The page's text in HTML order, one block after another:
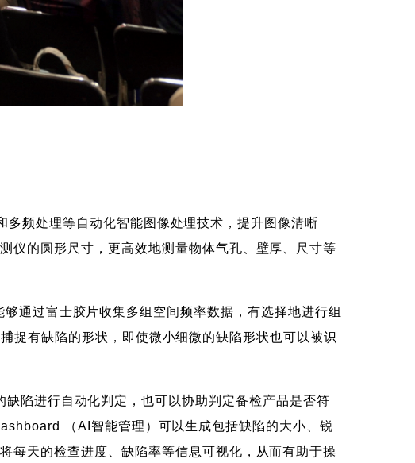
频处理等自动化智能图像处理技术，提升图像清晰
仪的圆形尺寸，更高效地测量物体气孔、壁厚、尺寸等
通过富士胶片收集多组空间频率数据，有选择地进行组
捉有缺陷的形状，即使微小细微的缺陷形状也可以被识
陷进行自动化判定，也可以协助判定备检产品是否符
（AI智能管理）可以生成包括缺陷的大小、锐
每天的检查进度、缺陷率等信息可视化，从而有助于操